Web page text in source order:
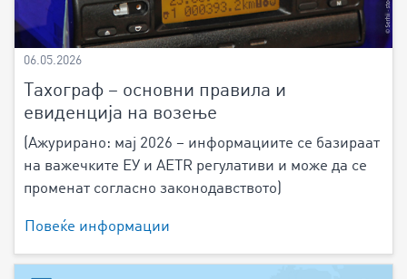
06.05.2026
Тахограф – основни правила и
евиденција на возење
(Ажурирано: мај 2026 – информациите се базираат
на важечките ЕУ и AETR регулативи и може да се
променат согласно законодавството)
Повеќе информации